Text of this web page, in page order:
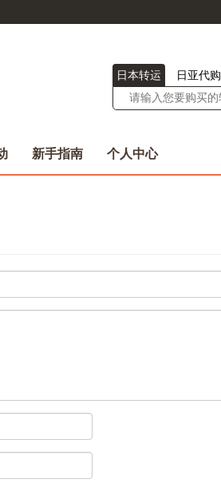
日本转运 日亚代购
新手指南 个人中心